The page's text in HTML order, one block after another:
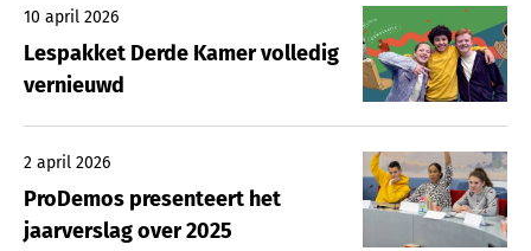
10 april 2026
Lespakket Derde Kamer volledig
vernieuwd
2 april 2026
ProDemos presenteert het
jaarverslag over 2025